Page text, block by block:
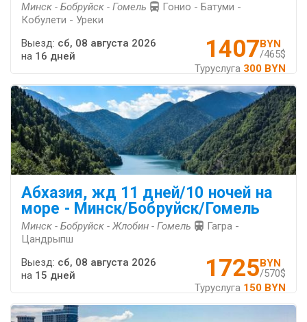
Минск - Бобруйск - Гомель
Гонио - Батуми -
Кобулети - Уреки
1407BYN
/465$
Туруслуга 300 BYN
Выезд: сб, 08 августа 2026
на 16 дней
Абхазия, жд 11 дней/10 ночей на
море - Минск/Бобруйск/Гомель
Минск - Бобруйск - Жлобин - Гомель
Гагра -
Цандрыпш
1725BYN
/570$
Туруслуга 150 BYN
Выезд: сб, 08 августа 2026
на 15 дней